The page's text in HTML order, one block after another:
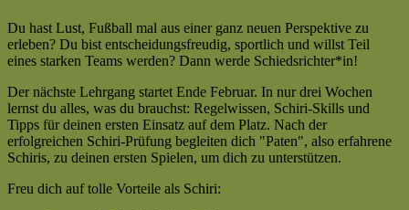
Du hast Lust, Fußball mal aus einer ganz neuen Perspektive zu
erleben? Du bist entscheidungsfreudig, sportlich und willst Teil
eines starken Teams werden? Dann werde Schiedsrichter*in!
Der nächste Lehrgang startet Ende Februar. In nur drei Wochen
lernst du alles, was du brauchst: Regelwissen, Schiri-Skills und
Tipps für deinen ersten Einsatz auf dem Platz. Nach der
erfolgreichen Schiri-Prüfung begleiten dich "Paten", also erfahrene
Schiris, zu deinen ersten Spielen, um dich zu unterstützen.
Freu dich auf tolle Vorteile als Schiri: